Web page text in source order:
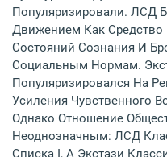
Популяризировали. ЛСД
Движением Как Средство
Состояний Сознания И
Социальным Нормам.
Популяризировался На
Усиления Чувственного
Однако Отношение
Неоднозначным: ЛСД